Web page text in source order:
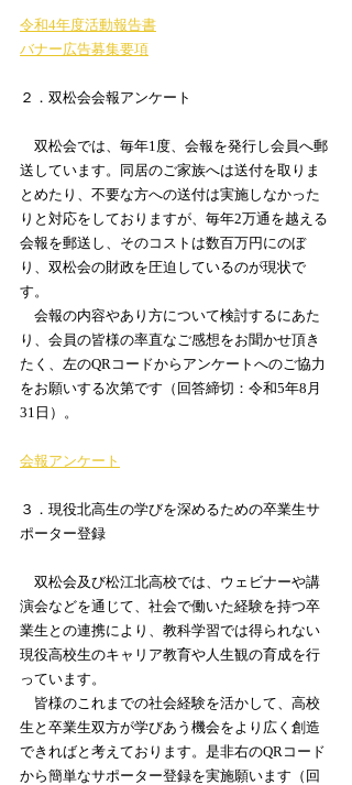
令和4年度活動報告書
バナー広告募集要項
２．双松会会報アンケート
双松会では、毎年1度、会報を発行し会員へ郵
送しています。同居のご家族へは送付を取りま
とめたり、不要な方への送付は実施しなかった
りと対応をしておりますが、毎年2万通を越える
会報を郵送し、そのコストは数百万円にのぼ
り、双松会の財政を圧迫しているのが現状で
す。
会報の内容やあり方について検討するにあた
り、会員の皆様の率直なご感想をお聞かせ頂き
たく、左のQRコードからアンケートへのご協力
をお願いする次第です（回答締切：令和5年8月
31日）。
会報アンケート
３．現役北高生の学びを深めるための卒業生サ
ポーター登録
双松会及び松江北高校では、ウェビナーや講
演会などを通じて、社会で働いた経験を持つ卒
業生との連携により、教科学習では得られない
現役高校生のキャリア教育や人生観の育成を行
っています。
皆様のこれまでの社会経験を活かして、高校
生と卒業生双方が学びあう機会をより広く創造
できればと考えております。是非右のQRコード
から簡単なサポーター登録を実施願います（回